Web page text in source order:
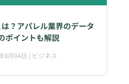
？アパレル業界のデータ
ポイントも解説
8月04日 | ビジネス